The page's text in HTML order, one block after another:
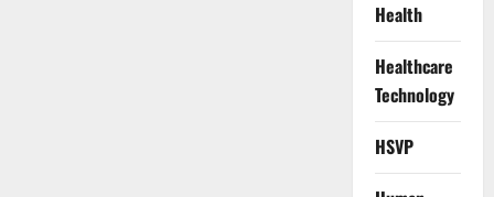
Health
Healthcare
Technology
HSVP